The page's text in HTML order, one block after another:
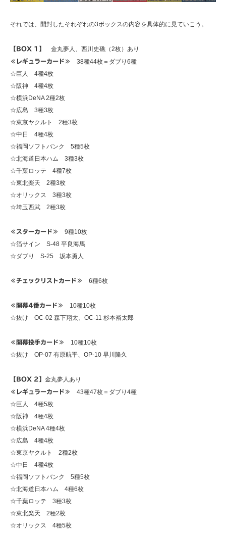
それでは、開封したそれぞれの3ボックスの内容を具体的に見ていこう。
【BOX 1】 金丸夢人、西川史礁（2枚）あり
≪レギュラーカード≫
38種44枚＝ダブり6種
☆巨人 4種4枚
☆阪神 4種4枚
☆横浜DeNA 2種2枚
☆広島 3種3枚
☆東京ヤクルト 2種3枚
☆中日 4種4枚
☆福岡ソフトバンク 5種5枚
☆北海道日本ハム 3種3枚
☆千葉ロッテ 4種7枚
☆東北楽天 2種3枚
☆オリックス 3種3枚
☆埼玉西武 2種3枚
≪スターカード≫
9種10枚
☆箔サイン S-48 平良海馬
☆ダブり S-25 坂本勇人
≪チェックリストカード≫ 6種6枚
≪開幕4番カード≫
10種10枚
☆抜け OC-02 森下翔太、OC-11 杉本裕太郎
≪開幕投手カード≫
10種10枚
☆抜け OP-07 有原航平、OP-10 早川隆久
【BOX 2】 金丸夢人あり
≪レギュラーカード≫
43種47枚＝ダブり4種
☆巨人 4種5枚
☆阪神 4種4枚
☆横浜DeNA 4種4枚
☆広島 4種4枚
☆東京ヤクルト 2種2枚
☆中日 4種4枚
☆福岡ソフトバンク 5種5枚
☆北海道日本ハム 4種6枚
☆千葉ロッテ 3種3枚
☆東北楽天 2種2枚
☆オリックス 4種5枚